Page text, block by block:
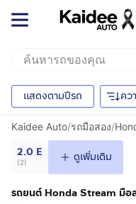
แสดงตามปีรถ คว
Kaidee Auto/รถมือสอง/
2.0 E
(2) ดูเพิ่มเติม
รถยนต์ Honda Stream มือ